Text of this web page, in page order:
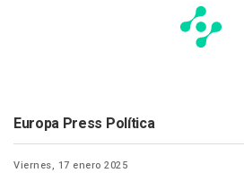
Europa Press Política
Viernes, 17 enero 2025